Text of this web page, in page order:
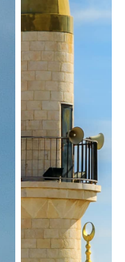
1373.06€
1507.22
Prix ttc/pers*
1448.47€
1341.81€